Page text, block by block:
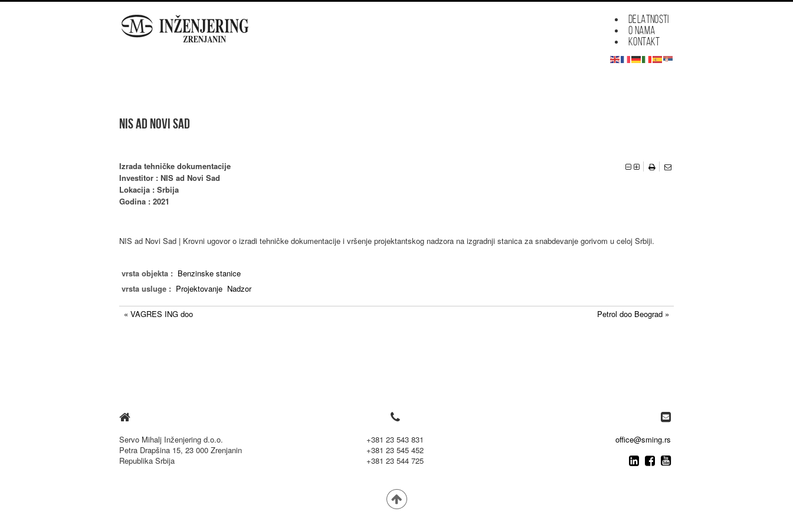
DELATNOSTI
O NAMA
KONTAKT
NIS ad Novi Sad
   
Izrada tehničke dokumentacije
Investitor : NIS ad Novi Sad
Lokacija : Srbija
Godina : 2021
NIS ad Novi Sad | Krovni ugovor o izradi tehničke dokumentacije i vršenje projektantskog nadzora na izgradnji stanica za snabdevanje gorivom u celoj Srbiji.
vrsta objekta : Benzinske stanice
vrsta usluge : Projektovanje Nadzor
« VAGRES ING doo Petrol doo Beograd »

Servo Mihalj Inženjering d.o.o.
Petra Drapšina 15, 23 000 Zrenjanin
Republika Srbija

+381 23 543 831
+381 23 545 452
+381 23 544 725

office@sming.rs
  
